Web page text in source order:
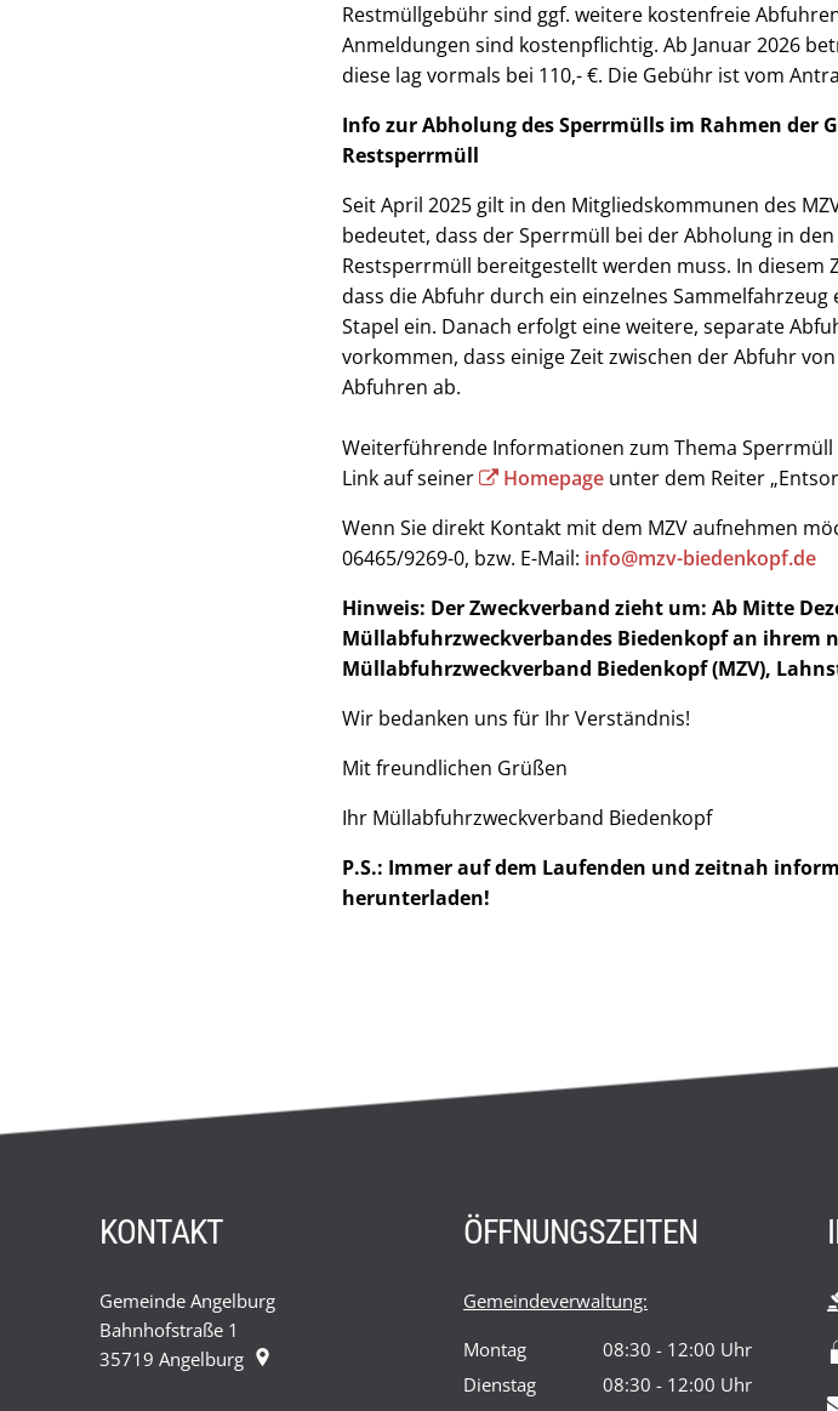
Restmüllgebühr sind ggf. weitere kostenfreie
Anmeldungen sind kostenpflichtig. Ab Januar 2026
diese lag vormals bei 110,- €. Die Gebühr ist vom
Info zur Abholung des Sperrmülls im Rahmen der
Restsperrmüll
Seit April 2025 gilt in den Mitgliedskommunen des
bedeutet, dass der Sperrmüll bei der Abholung in
Restsperrmüll bereitgestellt werden muss. In
dass die Abfuhr durch ein einzelnes
Stapel ein. Danach erfolgt eine weitere, separate
vorkommen, dass einige Zeit zwischen der Abfuhr
Abfuhren ab.
Weiterführende Informationen zum Thema
Link auf seiner
Homepage unter dem Reiter
Wenn Sie direkt Kontakt mit dem MZV aufnehmen
06465/9269-0, bzw. E-Mail: info@mzv-biedenkopf.de
Hinweis: Der Zweckverband zieht um: Ab Mitte
Müllabfuhrzweckverbandes Biedenkopf an ihrem
Müllabfuhrzweckverband Biedenkopf (MZV),
Wir bedanken uns für Ihr Verständnis!
Mit freundlichen Grüßen
Ihr Müllabfuhrzweckverband Biedenkopf
P.S.: Immer auf dem Laufenden und zeitnah
herunterladen!
KONTAKT
Gemeinde Angelburg
Bahnhofstraße 1
35719 Angelburg
ÖFFNUNGSZEITEN
Gemeindeverwaltung:
Montag
08:30 - 12:00 Uhr
Von 08:30 bis 12:00 Uhr
Dienstag 08:30 - 12:00 Uhr